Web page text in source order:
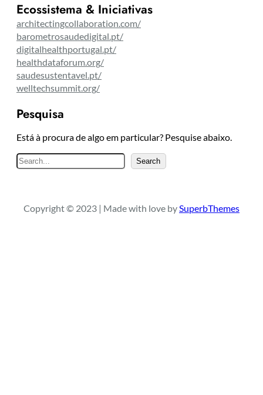
Ecossistema & Iniciativas
architectingcollaboration.com/
barometrosaudedigital.pt/
digitalhealthportugal.pt/
healthdataforum.org/
saudesustentavel.pt/
welltechsummit.org/
Pesquisa
Está à procura de algo em particular? Pesquise abaixo.
P
e
u
Search
Copyright © 2023 | Made with love bySuperbThemes